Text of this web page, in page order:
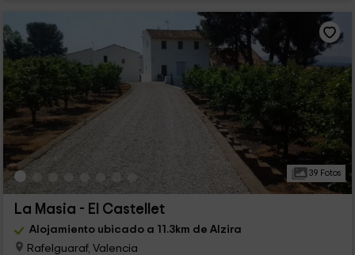
39 Fotos
La Masia - El Castellet
Alojamiento ubicado a 11.3km de Alzira
Rafelguaraf, Valencia